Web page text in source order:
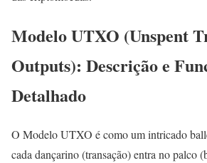
Modelo UTXO (Unspent
Outputs): Descrição e
Detalhado
O Modelo UTXO é como um intricado
cada dançarino (transação) entra no palco